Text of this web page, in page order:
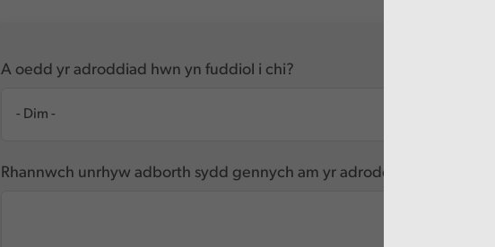
A oedd yr adroddiad hwn yn fuddiol i chi?
Rhannwch unrhyw adborth sydd gennych am yr adroddiad hwn